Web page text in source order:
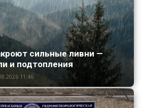
сильные ливни —
и подтопления
11:46